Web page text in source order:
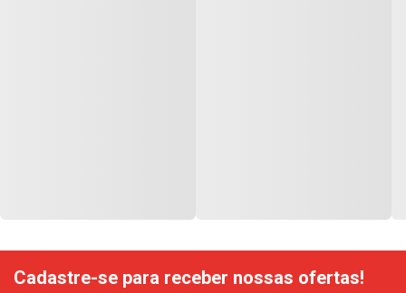
Cadastre-se para receber nossas ofertas!